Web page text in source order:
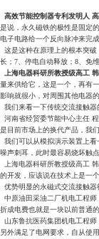
高效节能控制器专利发明人
是说，永久磁铁的极性是固定
电子电路给一个反向脉冲来完
这是这种在原理上的根本突
长；7、停电自动释放；8、免维
上海电器科研所教授级高工 韩
量来供给它，这是一个，再有
影响就很小，对周围其他电器
我们来看一下传统交流接触器
河南省经贸委节能中心主任
是目前市场上的换代产品，我
我们可以从模拟演示装置上
噪声刺耳，此时最容易烧坏触
上海电器科研所教授级高工
的开发，应该说在技术上是一
优势明显的永磁式交流接触器
中原油田采油二厂机电工程
折成电费也就是一块以前普通
山东鲁抗医药集团机电工程
另外满足了电网要求，自从使